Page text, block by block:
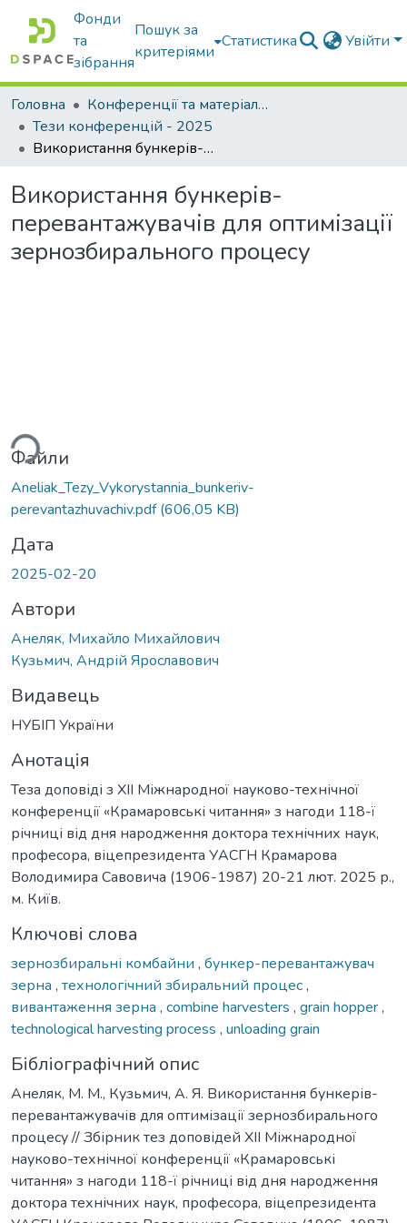
Фонди
та
зібрання
Пошук за
критеріями
Статистика Увійти
Головна
Конференції та матеріали конференцій
Тези конференцій - 2025
Використання бункерів-перевантажувачів для оптимізації зернозбирального процесу
Використання бункерів-
перевантажувачів для оптимізації
зернозбирального процесу
Файли
Aneliak_Tezy_Vykorystannia_bunkeriv-
perevantazhuvachiv.pdf(606,05 KB)
Дата
2025-02-20
Автори
Анеляк, Михайло Михайлович
Кузьмич, Андрій Ярославович
Видавець
НУБІП України
Анотація
Теза доповіді з XII Міжнародної науково-технічної
конференції «Крамаровські читання» з нагоди 118-ї
річниці від дня народження доктора технічних наук,
професора, віцепрезидента УАСГН Крамарова
Володимира Савовича (1906-1987) 20-21 лют. 2025 р.,
м. Київ.
Ключові слова
зернозбиральні комбайни , бункер-перевантажувач
зерна , технологічний збиральний процес,
вивантаження зерна , combine harvesters , grain hopper,
technological harvesting process , unloading grain
Бібліографічний опис
Анеляк, М. М., Кузьмич, А. Я. Використання бункерів-
перевантажувачів для оптимізації зернозбирального
процесу // Збірник тез доповідей XII Міжнародної
науково-технічної конференції «Крамаровські
читання» з нагоди 118-ї річниці від дня народження
доктора технічних наук, професора, віцепрезидента